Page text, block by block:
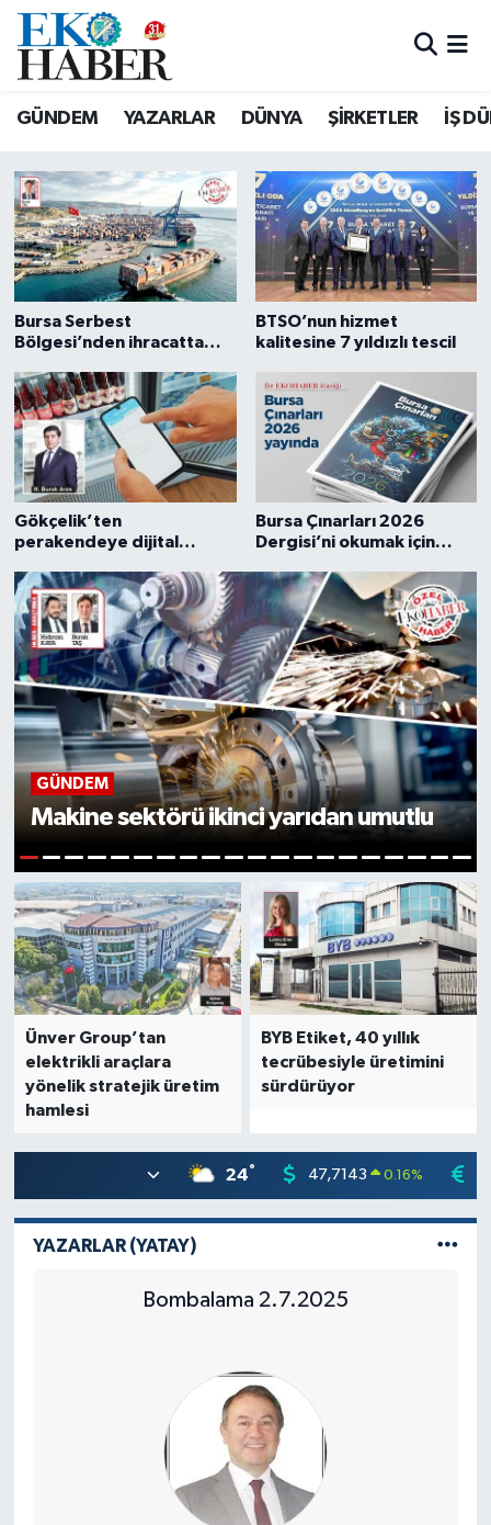
GÜNDEM YAZARLAR DÜNYA ŞİRKETLER İŞ
Eko Haber
Bursa Serbest
Bölgesi’nden ihracatta
BTSO’nun hizmet
kalitesine 7 yıldızlı tescil
Gökçelik’ten
perakendeye dijital
Bursa Çınarları 2026
Dergisi’ni okumak için
GÜNDEM
Makine sektörü ikinci yarıdan umutlu
1 2 3 4 5 6 7 8 9 10 151617181920
Ünver Group’tan
elektrikli araçlara
yönelik stratejik üretim
hamlesi
BYB Etiket, 40 yıllık
tecrübesiyle üretimini
sürdürüyor
24° 47,7143 0.16%
YAZARLAR (YATAY)
Bombalama 2.7.2025
Hava Durumu
Süper Lig Puan Durumu ve Fikstür
Tüm Manşetler
Son Dakika Haberleri